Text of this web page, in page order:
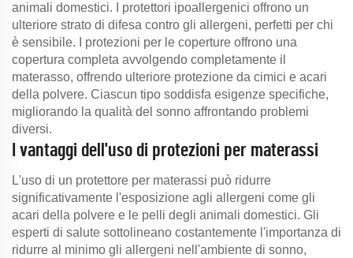
animali domestici. I protettori ipoallergenici offrono un
ulteriore strato di difesa contro gli allergeni, perfetti per chi
è sensibile. I protezioni per le coperture offrono una
copertura completa avvolgendo completamente il
materasso, offrendo ulteriore protezione da cimici e acari
della polvere. Ciascun tipo soddisfa esigenze specifiche,
migliorando la qualità del sonno affrontando problemi
diversi.
I vantaggi dell'uso di protezioni per materassi
L'uso di un protettore per materassi può ridurre
significativamente l'esposizione agli allergeni come gli
acari della polvere e le pelli degli animali domestici. Gli
esperti di salute sottolineano costantemente l'importanza di
ridurre al minimo gli allergeni nell'ambiente di sonno,